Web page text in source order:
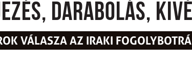
darabolás,
VÁLASZA AZ IRAKI